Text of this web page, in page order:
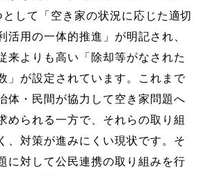
して「空き家の状況に応じた適切
活用の一体的推進」が明記され、
来よりも高い「除却等がなされた
」が設定されています。これまで
体・民間が協力して空き家問題へ
められる一方で、それらの取り組
、対策が進みにくい現状です。そ
に対して公民連携の取り組みを行